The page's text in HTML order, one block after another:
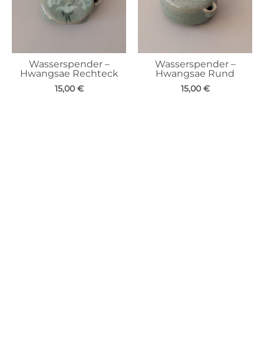
Wasserspender –
Hwangsae Rechteck
15,00 €
Wasserspender –
Hwangsae Rund
15,00 €